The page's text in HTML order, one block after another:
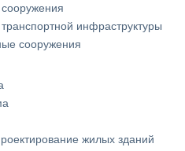
инфраструктуры
сооружения
жилых зданий